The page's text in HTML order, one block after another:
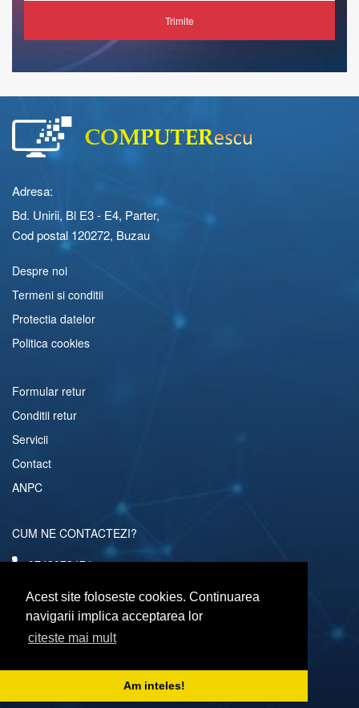
Acest site foloseste cookies. Continuarea
navigarii implica acceptarea lor
citeste mai mult
Am inteles!
Trimite
Adresa:
Bd. Unirii, Bl E3 - E4, Parter,
Cod postal 120272, Buzau
Despre noi
Termeni si conditii
Protectia datelor
Politica cookies
Formular retur
Conditii retur
Servicii
Contact
ANPC
CUM NE CONTACTEZI?
0742072474
comenzi@computerescu.ro
URMARESTE-NE SI PE
Copyright © 2026 Computerescu.ro. All rights reserved